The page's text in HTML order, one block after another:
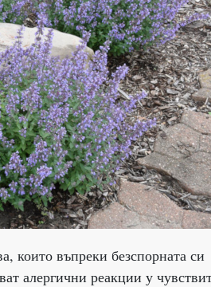
които въпреки безспорната си
алергични реакции у